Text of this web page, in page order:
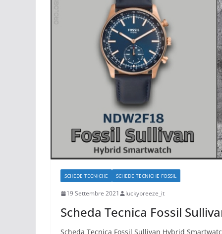
SCHEDE TECNICHE SCHEDE TECNICHE FOSSIL
19 Settembre 2021 luckybreeze_it
Scheda Tecnica Fossil
Scheda Tecnica Fossil Sullivan Hybrid